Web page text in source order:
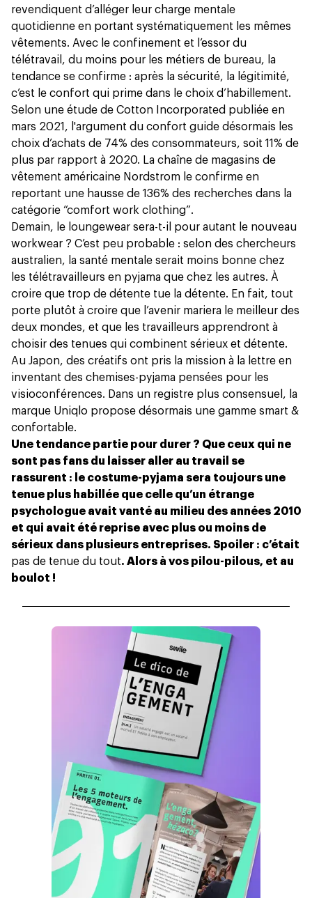
revendiquent d’alléger leur charge mentale
quotidienne en portant systématiquement les mêmes
vêtements. Avec le confinement et l’essor du
télétravail, du moins pour les métiers de bureau, la
tendance se confirme : après la sécurité, la légitimité,
c’est le confort qui prime dans le choix d’habillement.
Selon une étude de Cotton Incorporated publiée en
mars 2021, l'argument du confort guide désormais les
choix d’achats de 74% des consommateurs, soit 11% de
plus par rapport à 2020. La chaîne de magasins de
vêtement américaine Nordstrom le confirme en
reportant une hausse de 136% des recherches dans la
catégorie “comfort work clothing”.
Demain, le loungewear sera-t-il pour autant le nouveau
workwear ? C’est peu probable : selon des chercheurs
australien, la santé mentale serait moins bonne chez
les télétravailleurs en pyjama que chez les autres. À
croire que trop de détente tue la détente. En fait, tout
porte plutôt à croire que l’avenir mariera le meilleur des
deux mondes, et que les travailleurs apprendront à
choisir des tenues qui combinent sérieux et détente.
Au Japon, des créatifs ont pris la mission à la lettre en
inventant des chemises-pyjama pensées pour les
visioconférences. Dans un registre plus consensuel, la
marque Uniqlo propose désormais une gamme smart &
confortable.
Une tendance partie pour durer ? Que ceux qui ne
sont pas fans du laisser aller au travail se
rassurent : le costume-pyjama sera toujours une
tenue plus habillée que celle qu’un étrange
psychologue avait vanté au milieu des années 2010
et qui avait été reprise avec plus ou moins de
sérieux dans plusieurs entreprises. Spoiler : c’était
pas de tenue du tout. Alors à vos pilou-pilous, et au
boulot !